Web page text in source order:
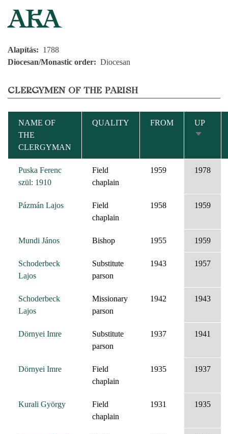
AKA
Alapítás
1788
Diocesan/Monastic order
Diocesan
CLERGYMEN OF THE PARISH
NAME OF
THE
CLERGYMAN
QUALITY FROM
UP
SORT
Puska Ferenc
szül: 1910
Field
chaplain
1959 1978
Pázmán Lajos
Field
chaplain
1958 1959
Mundi János Bishop 1955 1959
Schoderbeck
Lajos
Substitute
parson
1943 1957
Schoderbeck
Lajos
Missionary
parson
1942 1943
Dörnyei Imre
Substitute
parson
1937 1941
Dörnyei Imre
Field
chaplain
1935 1937
Kurali György
Field
chaplain
1931 1935